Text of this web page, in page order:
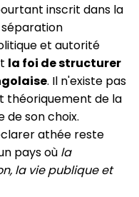
inscrit dans la
séparation
et autorité
la foi de structurer
. Il n'existe pas
théoriquement de la
son choix.
athée reste
pays où la
la vie publique et